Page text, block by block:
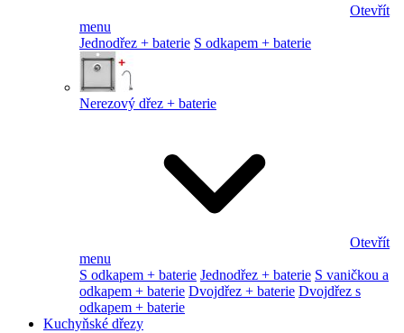
Otevřít
menu
Jednodřez + baterie S odkapem + baterie
Nerezový dřez + baterie
Otevřít
menu
S odkapem + baterie Jednodřez + baterie S vaničkou a
odkapem + baterie Dvojdřez + baterie Dvojdřez s
odkapem + baterie
Kuchyňské dřezy